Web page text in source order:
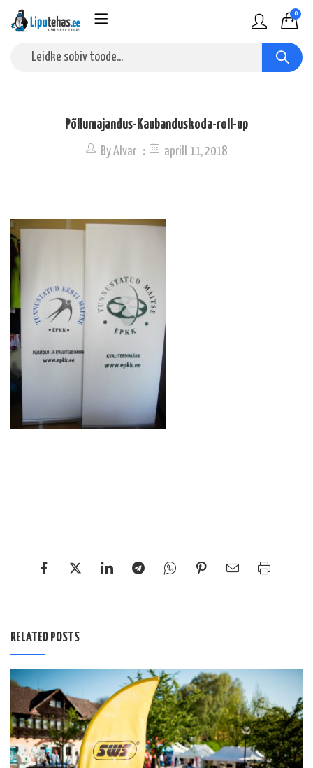
0
Põllumajandus-Kaubanduskoda-roll-up
ByAlvar aprill 11, 2018
RELATED POSTS